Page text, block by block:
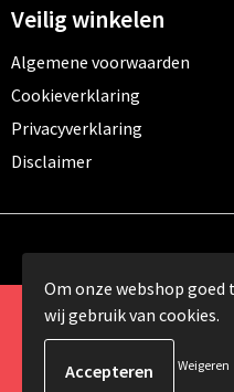
Veilig winkelen
Algemene voorwaarden
Cookieverklaring
Privacyverklaring
Disclaimer
© Copyright 2024
Om onze webshop
wij gebruik van cookies.
Weigeren